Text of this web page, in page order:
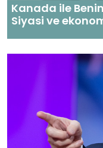
Kanada ile
Siyasi ve